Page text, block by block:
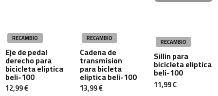
b
i
c
i
c
l
e
RECAMBIO
Eje de pedal
derecho para
bicicleta eliptica
beli-100
12,99 €
RECAMBIO
Cadena de
transmision
para bicleta
eliptica beli-100
13,99 €
RECAMBIO
Sillin para
bicicleta eliptica
beli-100
11,99 €